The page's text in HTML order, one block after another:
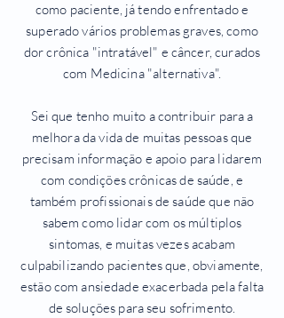
como paciente, já tendo enfrentado e
superado vários problemas graves, como
dor crônica "intratável" e câncer, curados
com Medicina "alternativa".
Sei que tenho muito a contribuir para a
melhora da vida de muitas pessoas que
precisam informação e apoio para lidarem
com condições crônicas de saúde, e
também profissionais de saúde que não
sabem como lidar com os múltiplos
sintomas, e muitas vezes acabam
culpabilizando pacientes que, obviamente,
estão com ansiedade exacerbada pela falta
de soluções para seu sofrimento.